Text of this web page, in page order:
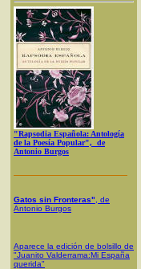
"Rapsodia Española: Antología
de la Poesía Popular", de
Antonio Burgos
Gatos sin Fronteras" , de
Antonio Burgos
Aparece la edición de bolsillo de
"Juanito Valderrama:Mi España
querida"